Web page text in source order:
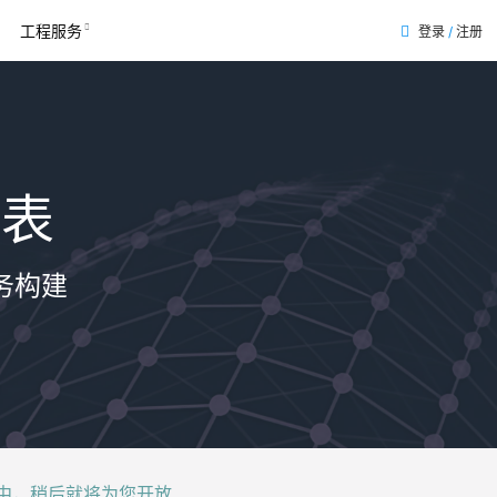
工程服务 登录 / 注册
构建